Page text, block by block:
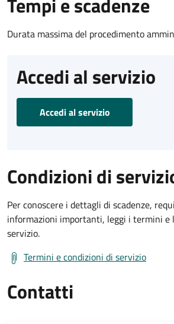
Durata massima del procedimento
Accedi al servizio
Accedi al servizio
Condizioni di
Per conoscere i dettagli di scadenze,
informazioni importanti, leggi i termini e
servizio.
Termini e condizioni di servizio
Contatti